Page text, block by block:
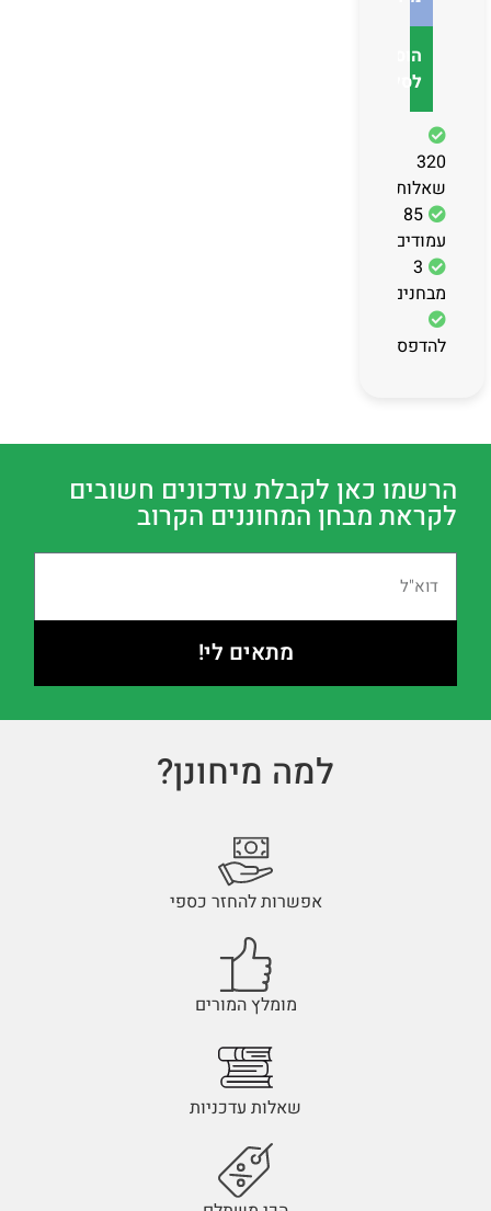
320
שאלות
85
עמודים
3
מבחנים
להדפסה
הוספה
לסל
הרשמו כאן לקבלת עדכונים חשובים
לקראת מבחן המחוננים הקרוב
מתאים לי!
למה מיחונן?
אפשרות להחזר כספי
מומלץ המורים
שאלות עדכניות